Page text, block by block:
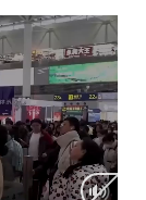
24.3.2020
Cấm sao
thuận bằng văn